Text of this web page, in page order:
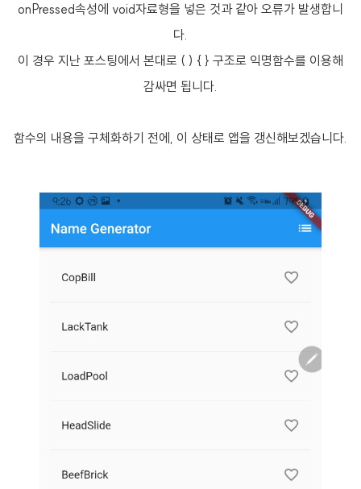
onPressed속성에 void자료형을 넣은 것과 같아 오류가 발생합니
다.
이 경우 지난 포스팅에서 본대로 ( ) { } 구조로 익명함수를 이용해
감싸면 됩니다.
함수의 내용을 구체화하기 전에, 이 상태로 앱을 갱신해보겠습니다.